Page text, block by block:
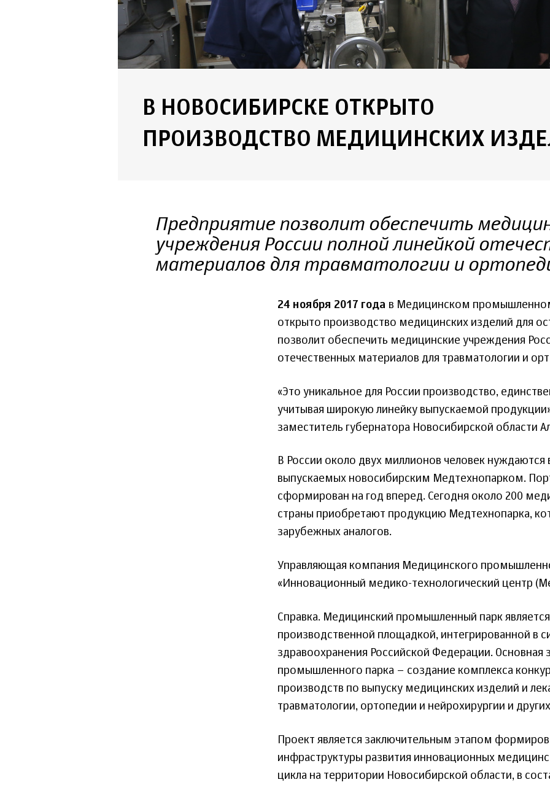
В НОВОСИБИРСКЕ ОТКРЫТО
ПРОИЗВОДСТВО МЕДИЦИНСКИХ
Предприятие позволит обеспечить
учреждения России полной линейкой
материалов для травматологии и
24 ноября 2017 года в Медицинском
открыто производство медицинских изделий для
позволит обеспечить медицинские учреждения
отечественных материалов для травматологии и
«Это уникальное для России производство,
учитывая широкую линейку выпускаемой
заместитель губернатора Новосибирской области
В России около двух миллионов человек нуждаются
выпускаемых новосибирским Медтехнопарком.
сформирован на год вперед. Сегодня около 200
страны приобретают продукцию Медтехнопарка,
зарубежных аналогов.
Управляющая компания Медицинского
«Инновационный медико-технологический центр
Справка. Медицинский промышленный парк
производственной площадкой, интегрированной в
здравоохранения Российской Федерации. Основная
промышленного парка – создание комплекса
производств по выпуску медицинских изделий и
травматологии, ортопедии и нейрохирургии и
Проект является заключительным этапом
инфраструктуры развития инновационных
цикла на территории Новосибирской области, в